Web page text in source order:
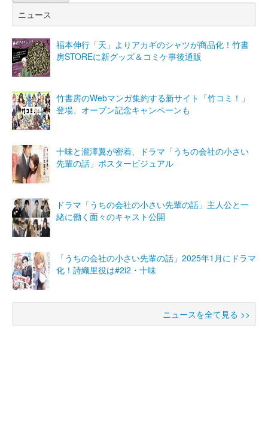
ニュース
福本伸行「天」よりアカギのシャツが商品化！竹書
房STOREに新グッズ＆コミケ事後通販
竹書房のWebマンガ集約する新サイト「竹コミ！」
登場、オープン記念キャンペーンも
十味と瀧澤翼が密着、ドラマ「うちの会社の小さい
先輩の話」ポスタービジュアル
ドラマ「うちの会社の小さい先輩の話」主人公と一
緒に働く面々のキャスト公開
「うちの会社の小さい先輩の話」2025年1月にドラマ
化！詩織里役は#2i2・十味
ニュースを全て見る >>